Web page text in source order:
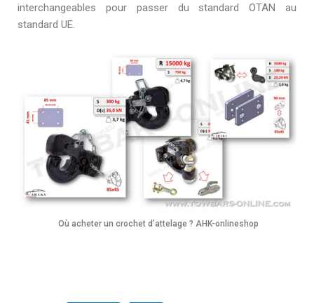
interchangeables pour passer du standard OTAN au
standard UE.
Où acheter un crochet d’attelage ? AHK-onlineshop